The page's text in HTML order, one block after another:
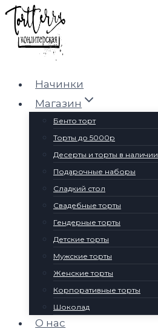
Перейти
содержимому
Начинки
Магазин
Бенто торт
Торты до 5000р
Десерты и торты в наличии
Подарочные наборы
Сладкий стол
Свадебные торты
Гендерные торты
Детские торты
Мужские торты
Женские торты
Корпоративные торты
Шоколад
О нас